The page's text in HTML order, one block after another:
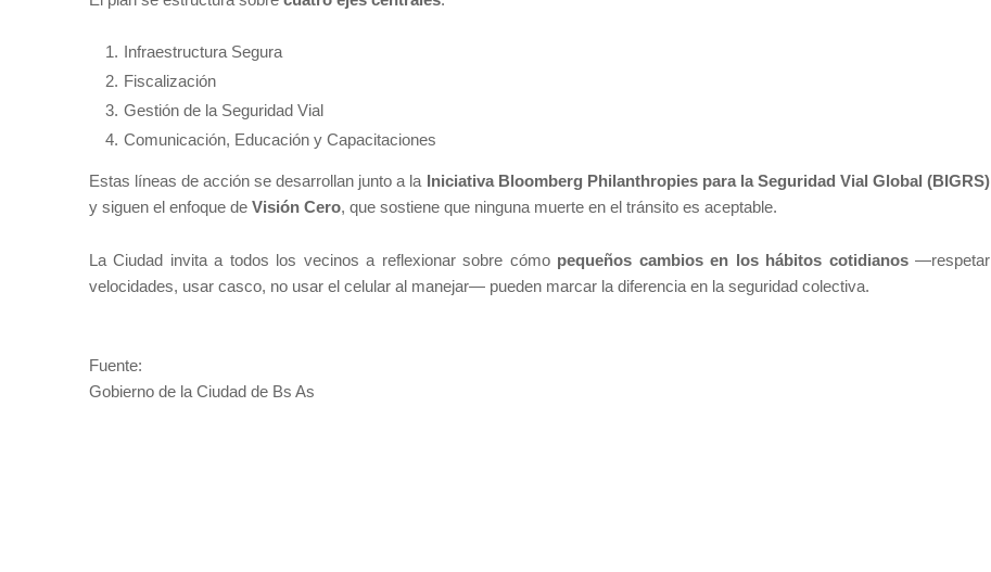
Infraestructura Segura
Fiscalización
Gestión de la Seguridad Vial
Comunicación, Educación y Capacitaciones
Estas líneas de acción se desarrollan junto a la Iniciativa Bloomberg Philanthropies para la Seguridad Vial Global (BIGRS)
y siguen el enfoque de Visión Cero, que sostiene que ninguna muerte en el tránsito es aceptable.
La Ciudad invita a todos los vecinos a reflexionar sobre cómo pequeños cambios en los hábitos cotidianos—respetar
velocidades, usar casco, no usar el celular al manejar— pueden marcar la diferencia en la seguridad colectiva.
Fuente:
Gobierno de la Ciudad de Bs As